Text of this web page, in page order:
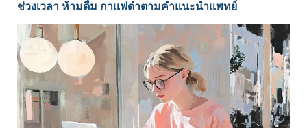
ช่วงเวลา ห้ามดื่ม กาแฟดำตามคำแนะนำแพทย์